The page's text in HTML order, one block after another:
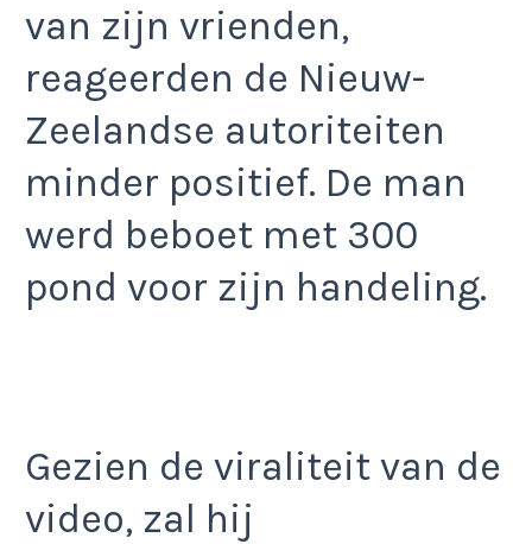
van zijn vrienden,
reageerden de Nieuw-
Zeelandse autoriteiten
minder positief. De man
werd beboet met 300
pond voor zijn handeling.
Gezien de viraliteit van de
video, zal hij